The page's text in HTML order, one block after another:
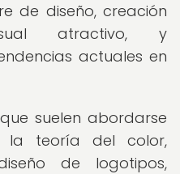
de diseño, creación
atractivo, y
actuales en
suelen abordarse
la teoría del color,
de logotipos,